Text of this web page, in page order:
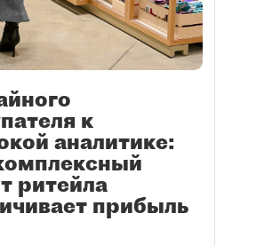
к
аналитике:
ритейла
прибыль